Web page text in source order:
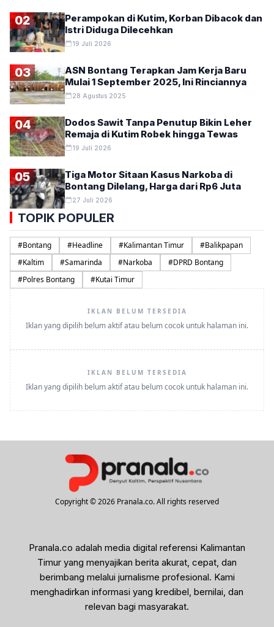
02
Perampokan di Kutim, Korban Dibacok dan
Istri Diduga Dilecehkan
19 Juli 2026
03
ASN Bontang Terapkan Jam Kerja Baru
Mulai 1 September 2025, Ini Rinciannya
28 Agustus 2025
04
Dodos Sawit Tanpa Penutup Bikin Leher
Remaja di Kutim Robek hingga Tewas
19 Juli 2026
05
Tiga Motor Sitaan Kasus Narkoba di
Bontang Dilelang, Harga dari Rp6 Juta
27 Juli 2026
TOPIK POPULER
#Bontang #Headline #Kalimantan Timur #Balikpapan
#Kaltim #Samarinda #Narkoba #DPRD Bontang
#Polres Bontang #Kutai Timur
IKLAN BELUM TERSEDIA
Iklan yang dipilih belum aktif atau belum cocok untuk halaman ini.
IKLAN BELUM TERSEDIA
Iklan yang dipilih belum aktif atau belum cocok untuk halaman ini.
Copyright © 2026 Pranala.co. All rights reserved
Pranala.co adalah media digital referensi Kalimantan
Timur yang menyajikan berita akurat, cepat, dan
berimbang melalui jurnalisme profesional. Kami
menghadirkan informasi yang kredibel, bernilai, dan
relevan bagi masyarakat.